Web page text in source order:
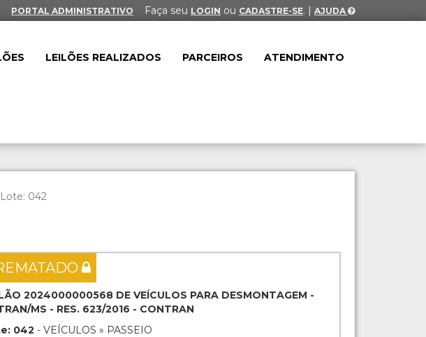
PORTAL ADMINISTRATIVO Faça seu LOGIN ou CADASTRE-SE. | AJUDA
LEILÕES REALIZADOS PARCEIROS ATENDIMENTO
Lote: 042
2024000000568 DE VEÍCULOS PARA DESMONTAGEM -
MS - RES. 623/2016 - CONTRAN
042 - VEÍCULOS » PASSEIO